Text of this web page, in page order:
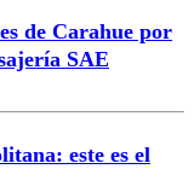
de Carahue por
SAE
este es el